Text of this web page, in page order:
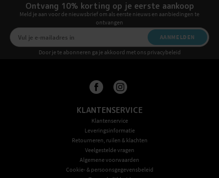
Ontvang 10% korting op je eerste aankoop
Meld je aan voor de nieuwsbrief om als eerste nieuws en aanbiedingen te
ontvangen
AANMELDEN
Door je te abonneren ga je akkoord met ons privacybeleid
KLANTENSERVICE
Klantenservice
Leveringsinformatie
Retourneren, ruilen & klachten
Veelgestelde vragen
Algemene voorwaarden
Cookie- & persoonsgegevensbeleid